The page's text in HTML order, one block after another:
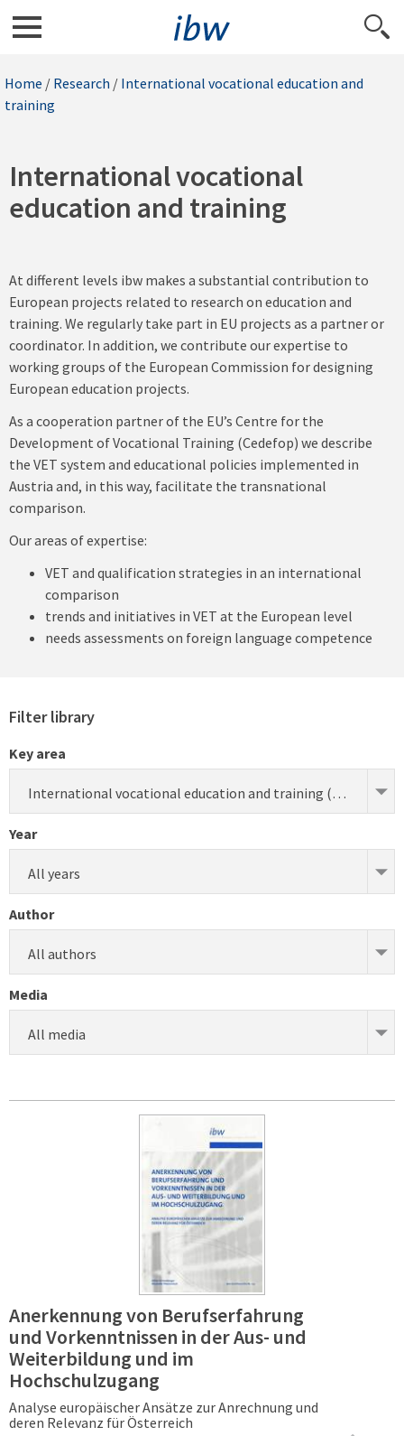
Home / Research / International vocational education and
training
International vocational
education and training
At different levels ibw makes a substantial contribution to
European projects related to research on education and
training. We regularly take part in EU projects as a partner or
coordinator. In addition, we contribute our expertise to
working groups of the European Commission for designing
European education projects.
As a cooperation partner of the EU’s Centre for the
Development of Vocational Training (Cedefop) we describe
the VET system and educational policies implemented in
Austria and, in this way, facilitate the transnational
comparison.
Our areas of expertise:
VET and qualification strategies in an international
comparison
trends and initiatives in VET at the European level
needs assessments on foreign language competence
Filter library
Key area
International vocational education and training (research)
Year
All years
Author
All authors
Media
All media
Anerkennung von Berufserfahrung
und Vorkenntnissen in der Aus- und
Weiterbildung und im
Hochschulzugang
Analyse europäischer Ansätze zur Anrechnung und
deren Relevanz für Österreich